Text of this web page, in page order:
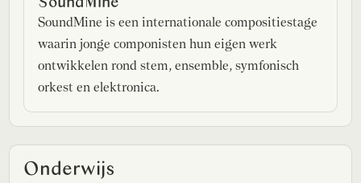
SoundMine is een internationale compositiestage
waarin jonge componisten hun eigen werk
ontwikkelen rond stem, ensemble, symfonisch
orkest en elektronica.
Onderwijs